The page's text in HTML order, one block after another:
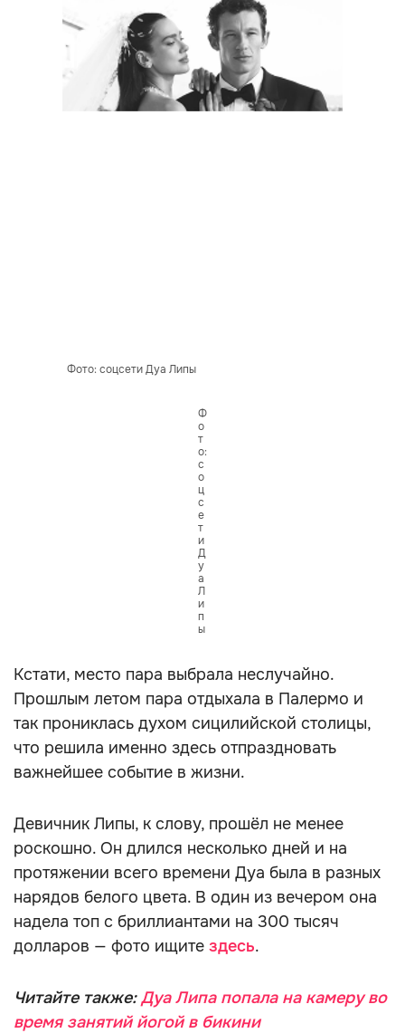
Фото: соцсети Дуа Липы
Ф
о
т
о:
с
о
ц
с
е
т
и
Д
у
а
Л
и
п
ы
Кстати, место пара выбрала неслучайно.
Прошлым летом пара отдыхала в Палермо и
так прониклась духом сицилийской столицы,
что решила именно здесь отпраздновать
важнейшее событие в жизни.
Девичник Липы, к слову, прошёл не менее
роскошно. Он длился несколько дней и на
протяжении всего времени Дуа была в разных
нарядов белого цвета. В один из вечером она
надела топ с бриллиантами на 300 тысяч
долларов — фото ищите здесь.
Читайте также:Дуа Липа попала на камеру во
время занятий йогой в бикини